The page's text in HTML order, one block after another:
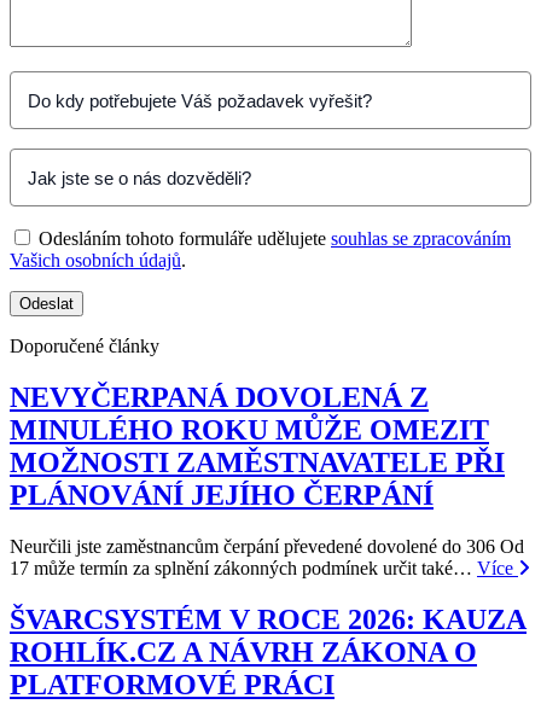
Odesláním tohoto formuláře udělujete souhlas se zpracováním
Vašich osobních údajů.
Doporučené články
NEVYČERPANÁ DOVOLENÁ Z
MINULÉHO ROKU MŮŽE OMEZIT
MOŽNOSTI ZAMĚSTNAVATELE PŘI
PLÁNOVÁNÍ JEJÍHO ČERPÁNÍ
Neurčili jste zaměstnancům čerpání převedené dovolené do 306 Od
17 může termín za splnění zákonných podmínek určit také… Více
ŠVARCSYSTÉM V ROCE 2026: KAUZA
ROHLÍK.CZ A NÁVRH ZÁKONA O
PLATFORMOVÉ PRÁCI